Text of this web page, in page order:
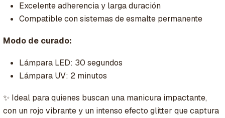
Excelente adherencia y larga duración
Compatible con sistemas de esmalte permanente
Modo de curado:
Lámpara LED: 30 segundos
Lámpara UV: 2 minutos
✨ Ideal para quienes buscan una manicura impactante,
con un rojo vibrante y un intenso efecto glitter que captura